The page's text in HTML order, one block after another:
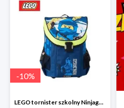
-10%
LEGO tornister szkolny Ninjago JAY of Lightning Easy